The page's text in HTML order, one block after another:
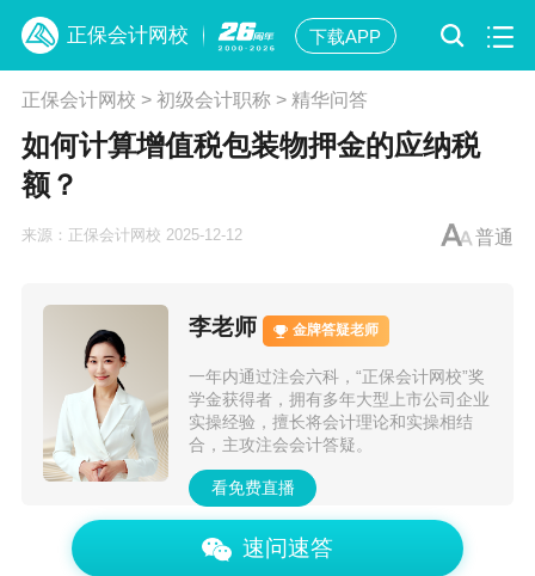
正保会计网校 下载APP
正保会计网校 > 初级会计职称> 精华问答
如何计算增值税包装物押金的应纳税
额？
普通
来源：正保会计网校 2025-12-12
李老师 金牌答疑老师
一年内通过注会六科，“正保会计网校”奖
学金获得者，拥有多年大型上市公司企业
实操经验，擅长将会计理论和实操相结
合，主攻注会会计答疑。
看免费直播
速问速答